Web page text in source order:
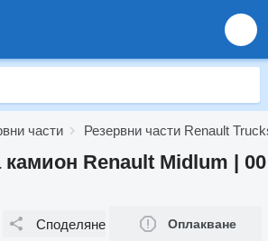
части Резервни части Renault
Renault Midlum | 00
Споделяне Оплакване